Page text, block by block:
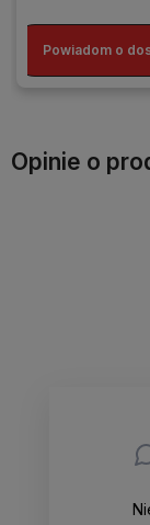
Powiadom o
Opinie o